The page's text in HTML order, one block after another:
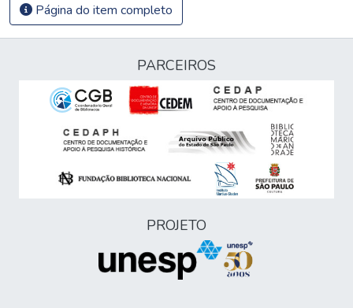
Página do item completo
PARCEIROS
PROJETO